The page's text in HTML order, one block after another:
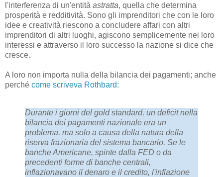
l'interferenza di un'entità astratta, quella che determina
prosperità e redditività. Sono gli imprenditori che con le loro
idee e creatività riescono a concludere affari con altri
imprenditori di altri luoghi, agiscono semplicemente nei loro
interessi e attraverso il loro successo la nazione si dice che
cresce.
A loro non importa nulla della bilancia dei pagamenti; anche
perché come scriveva Rothbard:
Durante i giorni del gold standard, un deficit nella
bilancia dei pagamenti nazionale era un
problema, ma solo a causa della natura della
riserva frazionaria del sistema bancario. Se le
banche Americane, spinte dalla FED o da
precedenti forme di banche centrali,
inflazionavano il denaro e il credito, l'inflazione